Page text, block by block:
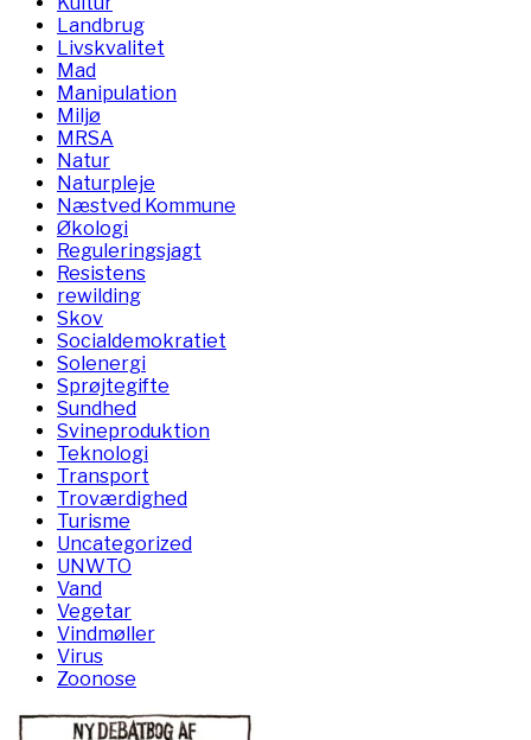
Landbrug
Livskvalitet
Mad
Manipulation
Miljø
MRSA
Natur
Naturpleje
Næstved Kommune
Økologi
Reguleringsjagt
Resistens
rewilding
Skov
Socialdemokratiet
Solenergi
Sprøjtegifte
Sundhed
Svineproduktion
Teknologi
Transport
Troværdighed
Turisme
Uncategorized
UNWTO
Vand
Vegetar
Vindmøller
Virus
Zoonose